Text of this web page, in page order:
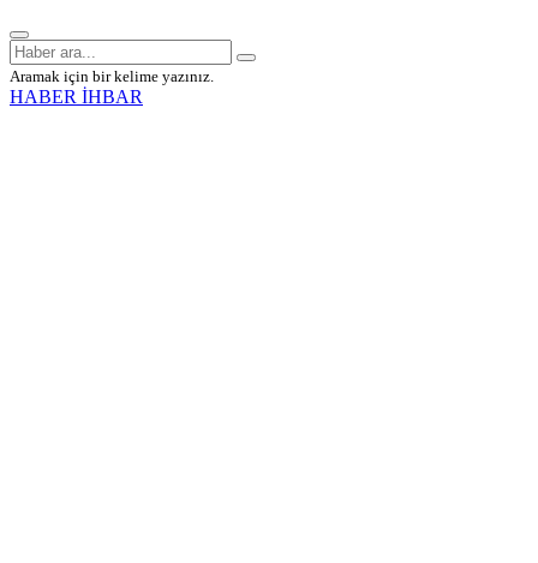
Aramak için bir kelime yazınız.
HABER İHBAR